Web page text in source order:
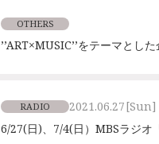
OTHERS
’’ART×MUSIC’’をテーマと
RADIO 2021.06.27[Sun]
6/27(日)、7/4(日）MBSラジオ